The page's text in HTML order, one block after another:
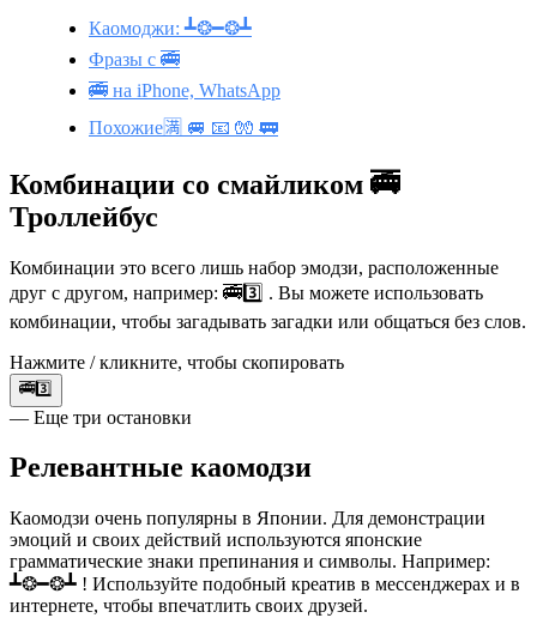
Каомоджи: ┻❂━❂┻
Фразы с 🚎
🚎 на iPhone, WhatsApp
Похожие🈵 🚐 📧 🧤 🚃
Комбинации со смайликом 🚎
Троллейбус
Комбинации это всего лишь набор эмодзи, расположенные
друг с другом, например: 🚎3️⃣ . Вы можете использовать
комбинации, чтобы загадывать загадки или общаться без слов.
Нажмите / кликните, чтобы скопировать
🚎3️⃣
— Еще три остановки
Релевантные каомодзи
Каомодзи очень популярны в Японии. Для демонстрации
эмоций и своих действий используются японские
грамматические знаки препинания и символы. Например:
┻❂━❂┻ ! Используйте подобный креатив в мессенджерах и в
интернете, чтобы впечатлить своих друзей.